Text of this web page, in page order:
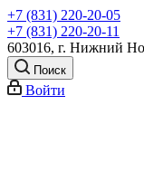
+7 (831) 220-20-05
+7 (831) 220-20-11
603016, г. Нижний
Поиск
Войти